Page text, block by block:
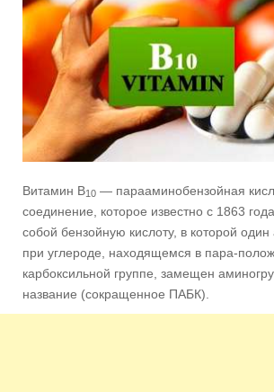
Витамин В10 — парааминобензойная
соединение, которое известно с 1863
собой бензойную кислоту, в которой
при углероде, находящемся в пара-
карбоксильной группе, замещен
название (сокращенное ПАБК).